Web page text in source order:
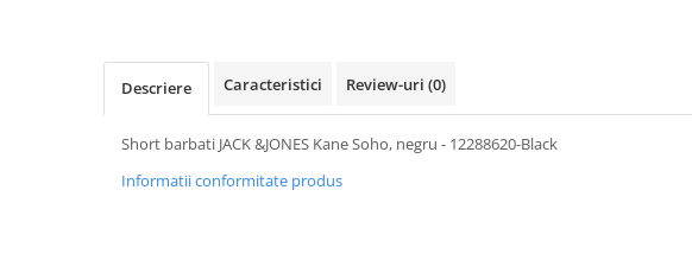
Descriere Caracteristici Review-uri (0)
Short barbati JACK &JONES Kane Soho, negru - 12288620-Black
Informatii conformitate produs